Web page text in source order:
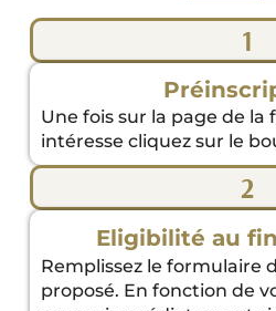
1
Une fois sur la page de
intéresse cliquez sur le
2
Eligibilité au
Remplissez le formulaire
proposé. En fonction de